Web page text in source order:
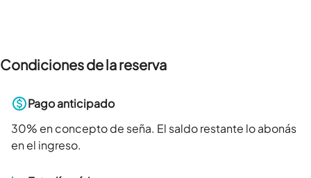
Condiciones de la reserva
Pago anticipado
30% en concepto de seña. El saldo restante lo abonás
en el ingreso.